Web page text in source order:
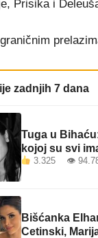
Prisika i
zadnjih 7 dana
Tuga u
kojoj su svi
3.325 👁
Bišćanka
Cetinski,